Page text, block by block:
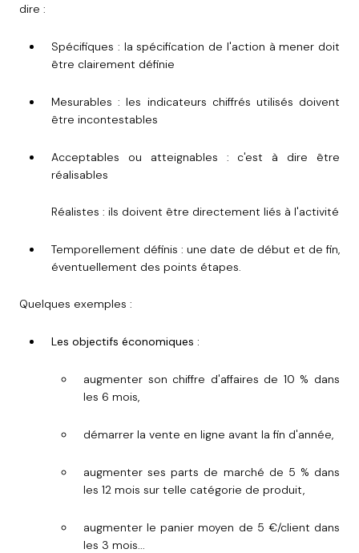
dire :
Spécifiques : la spécification de l'action à mener doit
être clairement définie
Mesurables : les indicateurs chiffrés utilisés doivent
être incontestables
Acceptables ou atteignables :
c'est à dire être
réalisables
Réalistes : ils doivent être directement liés à l'activité
Temporellement définis : une date de début et de fin,
éventuellement des points étapes.
Quelques exemples :
Les objectifs économiques :
augmenter son chiffre d'affaires de 10 % dans
les 6 mois,
démarrer la vente en ligne avant la fin d'année,
augmenter ses parts de marché de 5 % dans
les 12 mois sur telle catégorie de produit,
augmenter le panier moyen de 5 €/client dans
les 3 mois...